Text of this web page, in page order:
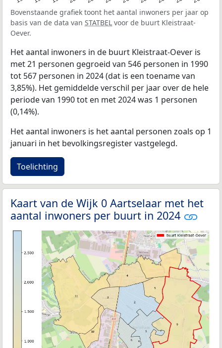
Bovenstaande grafiek toont het aantal inwoners per jaar op
basis van de data van STATBEL voor de buurt Kleistraat-
Oever.
Het aantal inwoners in de buurt Kleistraat-Oever is
met 21 personen gegroeid van 546 personen in 1990
tot 567 personen in 2024 (dat is een toename van
3,85%). Het gemiddelde verschil per jaar over de hele
periode van 1990 tot en met 2024 was 1 personen
(0,14%).
Het aantal inwoners is het aantal personen zoals op 1
januari in het bevolkingsregister vastgelegd.
Toelichting
Kaart van de Wijk 0 Aartselaar met het
aantal inwoners per buurt in 2024